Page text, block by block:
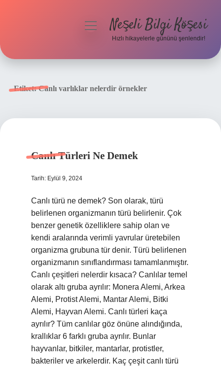
menüyüNeşeli Bilgi Köşesi
Hızlı hikayelerle gününü şenlendir!
Etiket:Canlı varlıklar nelerdir örnekler
Canlı Türleri Ne Demek
Tarih: Eylül 9, 2024
Canlı türü ne demek? Son olarak, türü
belirlenen organizmanın türü belirlenir. Çok
benzer genetik özelliklere sahip olan ve
kendi aralarında verimli yavrular üretebilen
organizma grubuna tür denir. Türü belirlenen
organizmanın sınıflandırması tamamlanmıştır.
Canlı çeşitleri nelerdir kısaca? Canlılar temel
olarak altı gruba ayrılır: Monera Alemi, Arkea
Alemi, Protist Alemi, Mantar Alemi, Bitki
Alemi, Hayvan Alemi. Canlı türleri kaça
ayrılır? Tüm canlılar göz önüne alındığında,
krallıklar 6 farklı gruba ayrılır. Bunlar
hayvanlar, bitkiler, mantarlar, protistler,
bakteriler ve arkelerdir. Kaç çeşit canlı türü